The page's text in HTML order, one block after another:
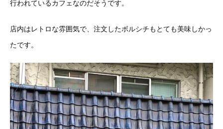
行われているカフェなのだそうです。
店内はレトロな雰囲気で、注文したボルシチもとても美味しかっ
たです。